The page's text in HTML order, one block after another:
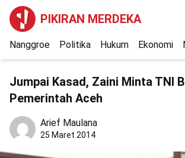
PIKIRAN MERDEKA
Nanggroe Politika Hukum Ekonomi
Jumpai Kasad, Zaini Minta TNI
Pemerintah Aceh
Arief Maulana
25 Maret 2014